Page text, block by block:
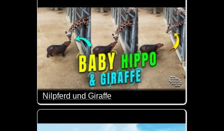
Nilpferd und Giraffe
Das ist doch nett wie das kleine Nilpferd mal